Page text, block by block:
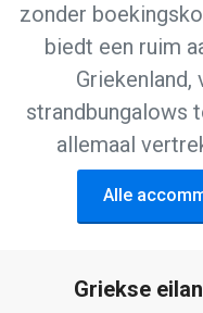
zonder
biedt een ruim
Griekenland,
strandbungalows
allemaal
Alle
Griekse